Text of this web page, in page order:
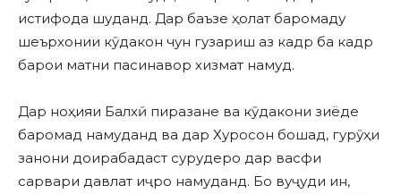
истифода шуданд. Дар баъзе ҳолат баромаду
шеърхонии кӯдакон чун гузариш аз кадр ба кадр
барои матни пасинавор хизмат намуд.
Дар ноҳияи Балхӣ пиразане ва кӯдакони зиёде
баромад намуданд ва дар Хуросон бошад, гурӯҳи
занони доирабадаст сурудеро дар васфи
сарвари давлат иҷро намуданд. Бо вуҷуди ин,